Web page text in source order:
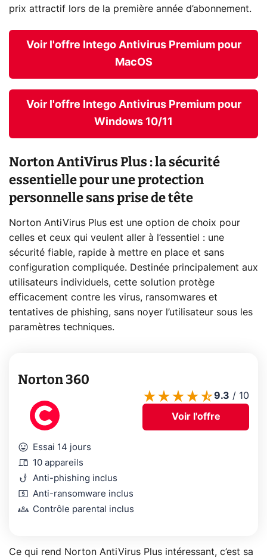
prix attractif lors de la première année d’abonnement.
Voir l'offre Intego Antivirus Premium pour
MacOS
Voir l'offre Intego Antivirus Premium pour
Windows 10/11
Norton AntiVirus Plus : la sécurité
essentielle pour une protection
personnelle sans prise de tête
Norton AntiVirus Plus est une option de choix pour
celles et ceux qui veulent aller à l’essentiel : une
sécurité fiable, rapide à mettre en place et sans
configuration compliquée. Destinée principalement aux
utilisateurs individuels, cette solution protège
efficacement contre les virus, ransomwares et
tentatives de phishing, sans noyer l’utilisateur sous les
paramètres techniques.
Norton 360
mood Essai 14 jours
devices 10 appareils
phishing Anti-phishing inclus
local_atm Anti-ransomware inclus
groups Contrôle parental inclus
9.3 / 10
Voir l'offre
Ce qui rend Norton AntiVirus Plus intéressant, c’est sa